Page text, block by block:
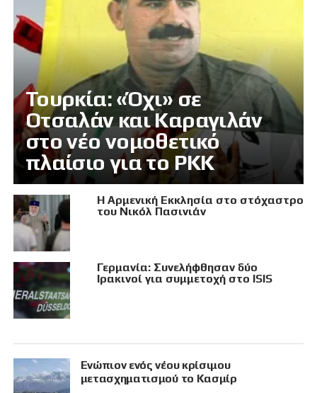
Τουρκία: «Όχι» σε
Οτσαλάν και Καραγιλάν
στο νέο νομοθετικό
πλαίσιο για το PKK
Η Αρμενική Εκκλησία στο στόχαστρο
του Νικόλ Πασινιάν
Γερμανία: Συνελήφθησαν δύο
Ιρακινοί για συμμετοχή στο ISIS
Eνώπιον ενός νέου κρίσιμου
μετασχηματισμού το Κασμίρ